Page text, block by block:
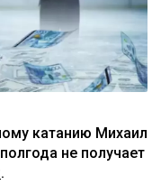
катанию Михаил
не получает
.